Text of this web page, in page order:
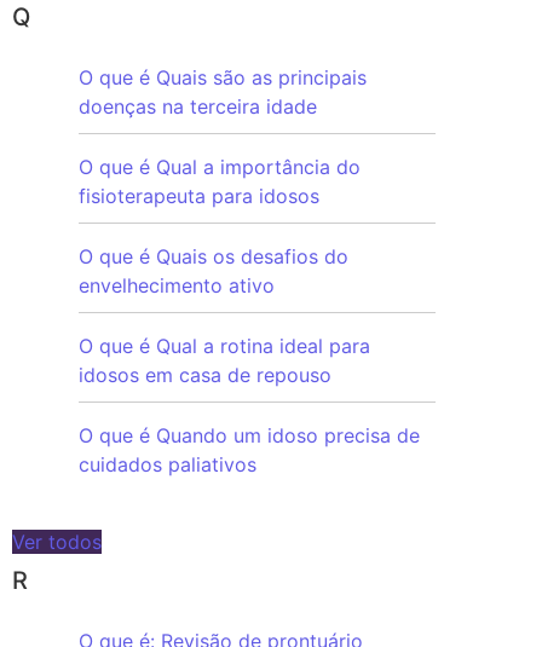
Q
O que é Quais são as principais
doenças na terceira idade
O que é Qual a importância do
fisioterapeuta para idosos
O que é Quais os desafios do
envelhecimento ativo
O que é Qual a rotina ideal para
idosos em casa de repouso
O que é Quando um idoso precisa de
cuidados paliativos
Ver todos
R
O que é: Revisão de prontuário